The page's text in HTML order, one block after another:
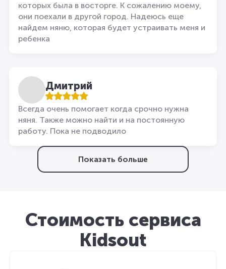
которых была в восторге. К сожалению моему,
они поехали в другой город. Надеюсь еще
найдем няню, которая будет устраивать меня и
ребенка
Дмитрий
Всегда очень помогает когда срочно нужна
няня. Также можно найти и на постоянную
работу. Пока не подводило
Показать больше
Стоимость сервиса
Kidsout